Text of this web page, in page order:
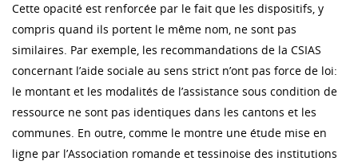
Cette opacité est renforcée par le fait que les dispositifs, y
compris quand ils portent le même nom, ne sont pas
similaires. Par exemple, les recommandations de la CSIAS
concernant l’aide sociale au sens strict n’ont pas force de loi:
le montant et les modalités de l’assistance sous condition de
ressource ne sont pas identiques dans les cantons et les
communes. En outre, comme le montre une étude mise en
ligne par l’Association romande et tessinoise des institutions